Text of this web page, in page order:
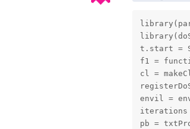
t.start =
f1 =
cl =
envil =
iterations
pb =